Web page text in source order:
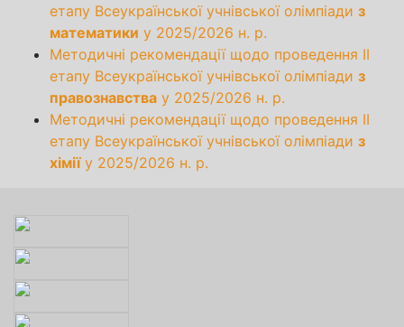
етапу Всеукраїнської учнівської олімпіади з
математики у 2025/2026 н. р.
Методичні рекомендації щодо проведення ІІ
етапу Всеукраїнської учнівської олімпіади з
правознавства у 2025/2026 н. р.
Методичні рекомендації щодо проведення ІІ
етапу Всеукраїнської учнівської олімпіади з
хіміїу 2025/2026 н. р.